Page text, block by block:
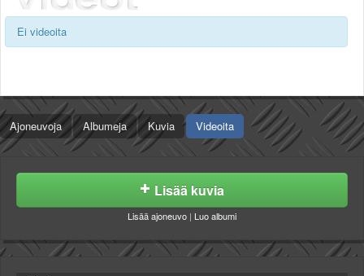
Säännöt ja ohjeet
Uudet ajoneuvot
Uudet kommentit
MYYDÄÄN
Haku
Ohjeet
TIETOPANKKI
MP15 kuvia
MP14 kuvia
Ei videoita
Ajoneuvoja Albumeja Kuvia Videoita
Lisää kuvia
Lisää ajoneuvo | Luo albumi